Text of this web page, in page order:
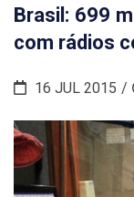
Brasil: 699
com rádios
16 JUL 2015